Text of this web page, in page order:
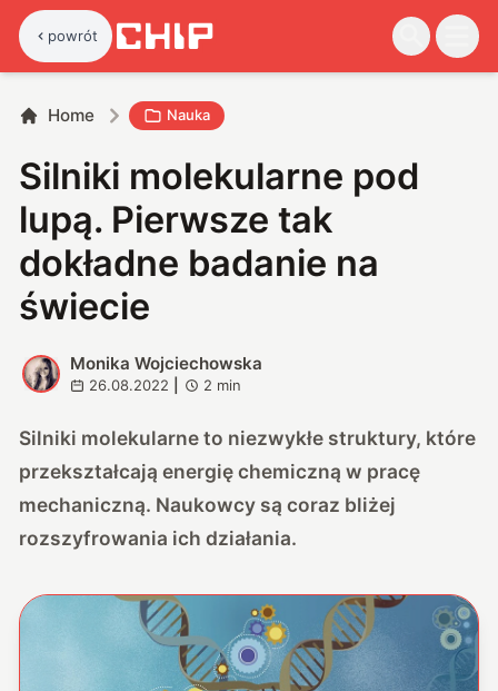
powrót
Home Nauka
Silniki molekularne pod
lupą. Pierwsze tak
dokładne badanie na
świecie
M
Monika Wojciechowska
26.08.2022 2 min
Silniki molekularne to niezwykłe struktury, które
przekształcają energię chemiczną w pracę
mechaniczną. Naukowcy są coraz bliżej
rozszyfrowania ich działania.